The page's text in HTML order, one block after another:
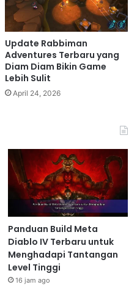
Update Rabbiman
Adventures Terbaru yang
Diam Diam Bikin Game
Lebih Sulit
April 24, 2026
Panduan Build Meta
Diablo IV Terbaru untuk
Menghadapi Tantangan
Level Tinggi
16 jam ago